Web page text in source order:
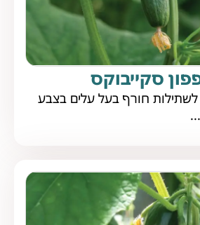
סקייבוקס
לשתילות חורף בעל עלים בצבע